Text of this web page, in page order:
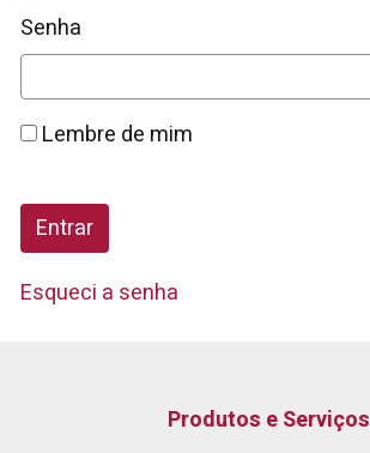
Senha
Lembre de mim
Entrar
Esqueci a senha
Produtos e Serviços